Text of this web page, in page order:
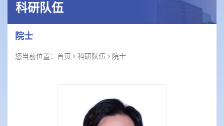
科研队伍
院士
您当前位置： 首页 科研队伍 院士